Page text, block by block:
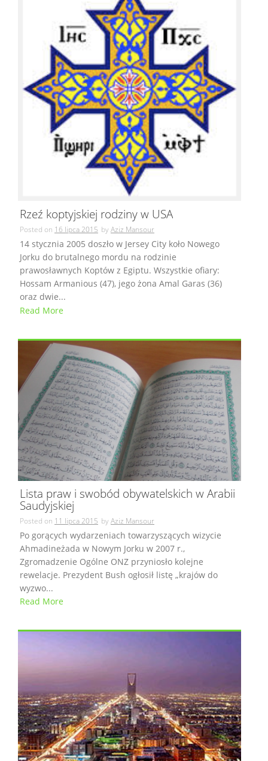
Rzeź koptyjskiej rodziny w USA
Posted on 16 lipca 2015 byAziz Mansour
14 stycznia 2005 doszło w Jersey City koło Nowego
Jorku do brutalnego mordu na rodzinie
prawosławnych Koptów z Egiptu. Wszystkie ofiary:
Hossam Armanious (47), jego żona Amal Garas (36)
oraz dwie...
Read More
Lista praw i swobód obywatelskich w Arabii
Saudyjskiej
Posted on 11 lipca 2015 byAziz Mansour
Po gorących wydarzeniach towarzyszących wizycie
Ahmadineżada w Nowym Jorku w 2007 r.,
Zgromadzenie Ogólne ONZ przyniosło kolejne
rewelacje. Prezydent Bush ogłosił listę „krajów do
wyzwo...
Read More